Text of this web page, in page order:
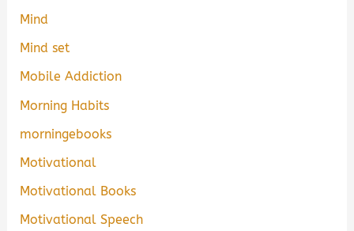
Mind
Mind set
Mobile Addiction
Morning Habits
morningebooks
Motivational
Motivational Books
Motivational Speech